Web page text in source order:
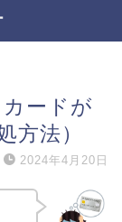
ードが
方法）
2024年4月20日